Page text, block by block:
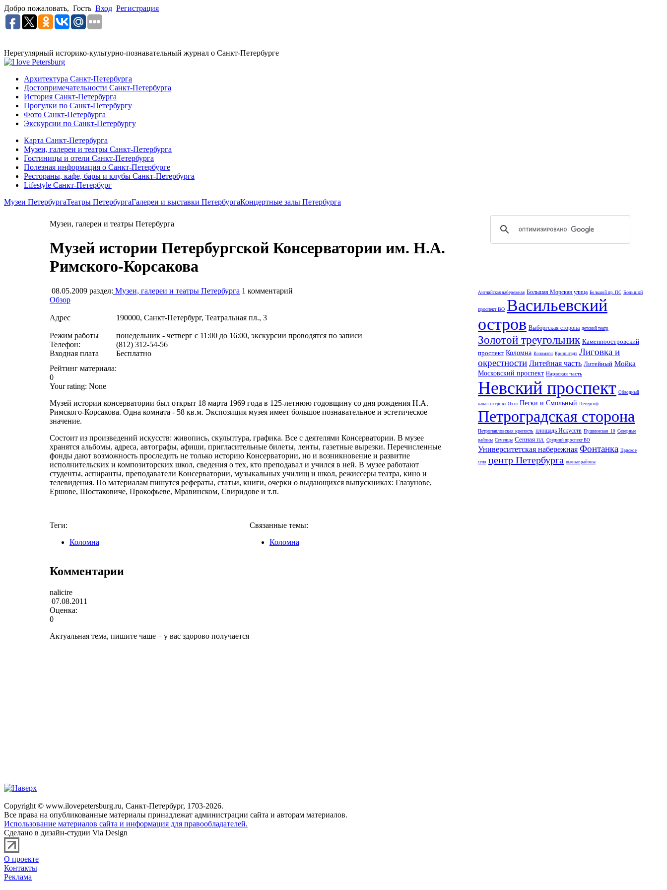
Добро пожаловать, Гость Вход Регистрация
Нерегулярный историко-культурно-познавательный журнал о Санкт-Петербурге
Архитектура Санкт-Петербурга
Достопримечательности Санкт-Петербурга
История Санкт-Петербурга
Прогулки по Санкт-Петербургу
Фото Санкт-Петербурга
Экскурсии по Санкт-Петербургу
Карта Санкт-Петербурга
Музеи, галереи и театры Санкт-Петербурга
Гостиницы и отели Санкт-Петербурга
Полезная информация о Санкт-Петербурге
Рестораны, кафе, бары и клубы Санкт-Петербурга
Lifestyle Санкт-Петербург
Музеи ПетербургаТеатры ПетербургаГалереи и выставки ПетербургаКонцертные залы Петербурга
Музеи, галереи и театры Петербурга
Музей истории Петербургской Консерватории им. Н.А.
Римского-Корсакова
08.05.2009 раздел: Музеи, галереи и театры Петербурга 1 комментарий
Обзор
Адрес 190000, Санкт-Петербург, Театральная пл., 3
Режим работы
понедельник - четверг с 11:00 до 16:00, экскурсии проводятся по записи
Телефон:
(812) 312-54-56
Входная плата
Бесплатно
Рейтинг материала:
0
Your rating: None
Музей истории консерватории был открыт 18 марта 1969 года в 125-летнюю годовщину со дня рождения Н.А.
Римского-Корсакова. Одна комната - 58 кв.м. Экспозиция музея имеет большое познавательное и эстетическое
значение.
Состоит из произведений искусств: живопись, скульптура, графика. Все с деятелями Консерватории. В музее
хранятся альбомы, адреса, автографы, афиши, пригласительные билеты, ленты, газетные вырезки. Перечисленные
фонды дают возможность проследить не только историю Консерватории, но и возникновение и развитие
исполнительских и композиторских школ, сведения о тех, кто преподавал и учился в ней. В музее работают
студенты, аспиранты, преподаватели Консерватории, музыкальных училищ и школ, режиссеры театра, кино и
телевидения. По материалам пишутся рефераты, статьи, книги, очерки о выдающихся выпускниках: Глазунове,
Ершове, Шостаковиче, Прокофьеве, Мравинском, Свиридове и т.п.
Теги:
Коломна
Связанные темы:
Коломна
Комментарии
nalicire
07.08.2011
Оценка:
0
Актуальная тема, пишите чаше – у вас здорово получается
Английская набережная Большая Морская улица Большой пр. ПС Большой
проспект ВО Васильевский
остров Выборгская сторона детский театр
Золотой треугольник Каменноостровский
проспект Коломна Коломяги Кронштадт Лиговка и
окрестности Литейная часть Литейный Мойка
Московский проспект Нарвская часть
Невский проспект Обводный
канал острова Охта Пески и Смольный Петергоф
Петроградская сторона
Петропавловская крепость площадь Искусств Пушкинская_10 Северные
районы Семенцы Сенная пл. Средний проспект ВО
Университетская набережная Фонтанка Царское
село центр Петербурга южные районы
Copyright © www.ilovepetersburg.ru, Санкт-Петербург, 1703-2026.
Все права на опубликованные материалы принадлежат администрации сайта и авторам материалов.
Использование материалов сайта и информация для правообладателей.
Сделано в дизайн-студии Via Design
О проекте
Контакты
Реклама